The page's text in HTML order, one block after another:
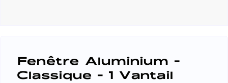
Fenêtre Aluminium -
Classique - 1 Vantail